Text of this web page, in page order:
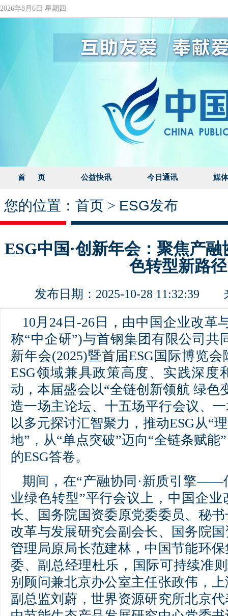
2026年8月6日 星期四
首 页 公益快讯 今日通讯 媒
您的位置： 首页 > ESG发布
ESG中国·创新年会：聚焦产
色转型新路径
发布日期：2025-10-28 11:32:39
10月24日-26日，由中国企业改革
称“中企研”)与首钢集团有限公司共
新年会(2025)暨首届ESG国际博览
ESG领域兼具政策高度、实践深度
动，本届盛会以“全链创新领航 绿色
造一场主论坛、十五场平行会议、
以多元探讨汇智聚力，推动ESG从“
地”，从“单点突破”迈向“全链条赋能
的ESG答卷。
期间，在“产融协同·新质引擎——
业绿色转型”平行会议上，中国企
长、国务院国资委原党委委员、秘
改革与发展研究会副会长、国务院
管理局原局长范建林，中国节能环
委、副总经理杜乐，国际可持续准
别顾问兼北京办公室主任张政伟，
副总监刘蔚，世界资源研究所北京